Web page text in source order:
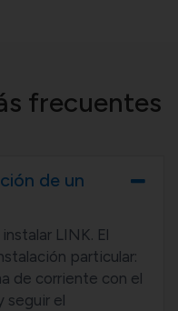
frecuentes
de un
LINK. El
particular:
de corriente con el
seguir el